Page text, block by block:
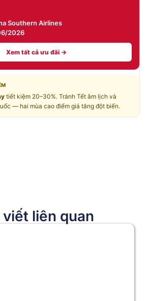
Southern Airlines
2026
Xem tất cả ưu đãi →
tiết kiệm 20–30%. Tránh Tết âm lịch và
— hai mùa cao điểm giá tăng đột biến.
viết liên quan